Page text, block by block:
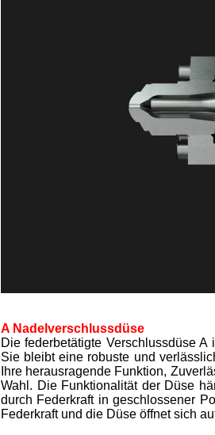
A Nadelverschlussdüse
Die federbetätigte Verschlussdüse
Sie bleibt eine robuste und
Ihre herausragende Funktion,
Wahl. Die Funktionalität der Düse
durch Federkraft in geschlossener
Federkraft und die Düse öffnet sich